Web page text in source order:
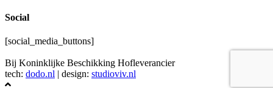
Social
[social_media_buttons]
Bij Koninklijke Beschikking Hofleverancier
tech: dodo.nl | design: studioviv.nl